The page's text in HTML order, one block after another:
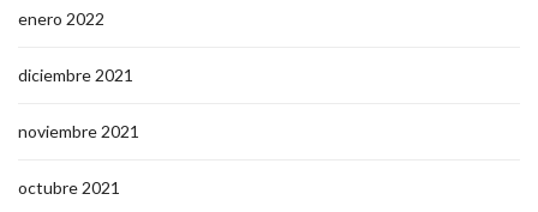
enero 2022
diciembre 2021
noviembre 2021
octubre 2021